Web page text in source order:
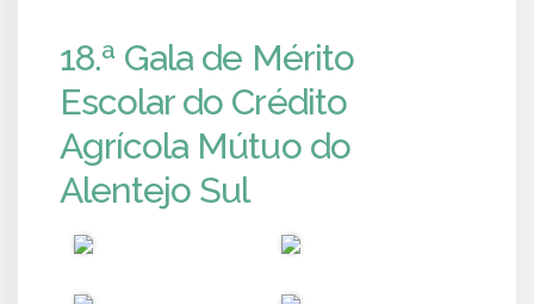
18.ª Gala de Mérito
Escolar do Crédito
Agrícola Mútuo do
Alentejo Sul